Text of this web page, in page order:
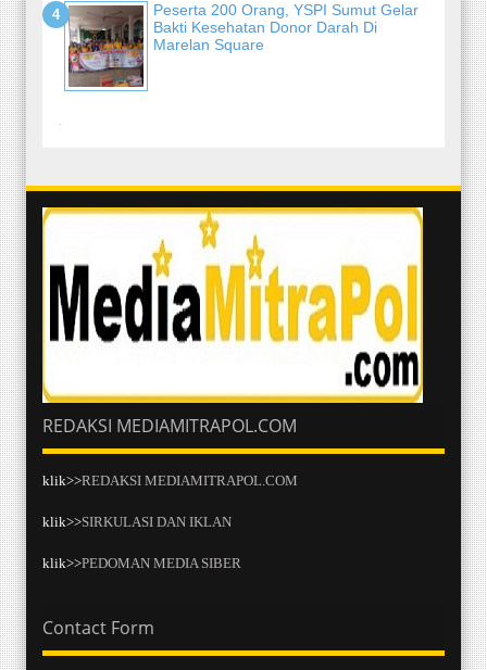
Peserta 200 Orang, YSPI Sumut Gelar
Bakti Kesehatan Donor Darah Di
Marelan Square
-
REDAKSI MEDIAMITRAPOL.COM
klik>>REDAKSI MEDIAMITRAPOL.COM
klik>>SIRKULASI DAN IKLAN
klik>>PEDOMAN MEDIA SIBER
Contact Form